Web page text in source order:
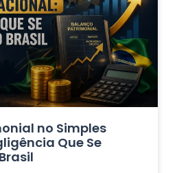
no Simples
Que Se